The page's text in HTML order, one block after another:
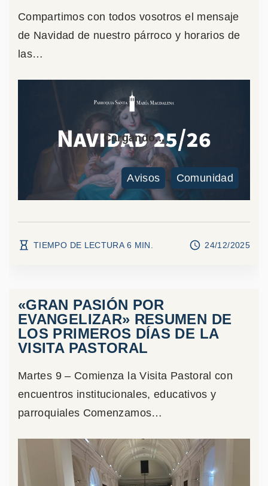
Compartimos con todos vosotros el mensaje
de Navidad de nuestro párroco y horarios de
las…
Avisos Comunidad
TIEMPO DE LECTURA 6 MIN. 24/12/2025
«GRAN PASIÓN POR
EVANGELIZAR» RESUMEN DE
LOS PRIMEROS DÍAS DE LA
VISITA PASTORAL
Martes 9 – Comienza la Visita Pastoral con
encuentros institucionales, educativos y
parroquiales Comenzamos…